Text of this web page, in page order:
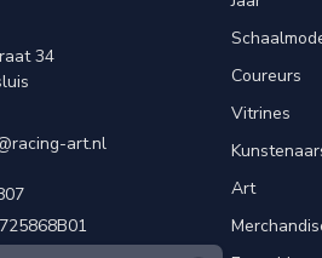
34
art.nl
Coureurs
Vitrines
Art